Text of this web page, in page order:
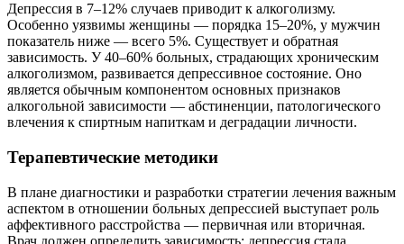
Депрессия в 7–12% случаев приводит к алкоголизму.
Особенно уязвимы женщины — порядка 15–20%, у мужчин
показатель ниже — всего 5%. Существует и обратная
зависимость. У 40–60% больных, страдающих хроническим
алкоголизмом, развивается депрессивное состояние. Оно
является обычным компонентом основных признаков
алкогольной зависимости — абстиненции, патологического
влечения к спиртным напиткам и деградации личности.
Терапевтические методики
В плане диагностики и разработки стратегии лечения важным
аспектом в отношении больных депрессией выступает роль
аффективного расстройства — первичная или вторичная.
Врач должен определить зависимость: депрессия стала